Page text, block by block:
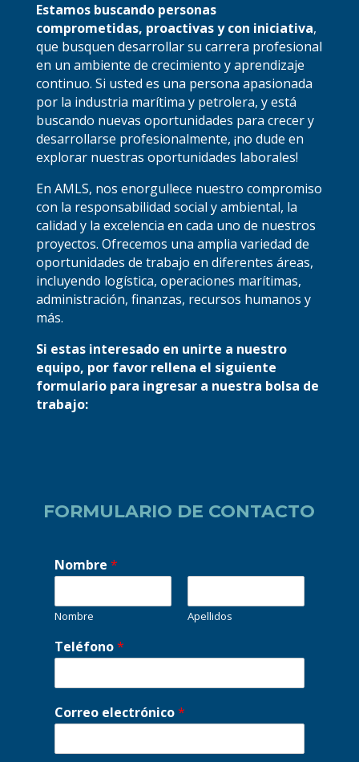
Estamos buscando personas
comprometidas, proactivas y con iniciativa,
que busquen desarrollar su carrera profesional
en un ambiente de crecimiento y aprendizaje
continuo. Si usted es una persona apasionada
por la industria marítima y petrolera, y está
buscando nuevas oportunidades para crecer y
desarrollarse profesionalmente, ¡no dude en
explorar nuestras oportunidades laborales!
En AMLS, nos enorgullece nuestro compromiso
con la responsabilidad social y ambiental, la
calidad y la excelencia en cada uno de nuestros
proyectos. Ofrecemos una amplia variedad de
oportunidades de trabajo en diferentes áreas,
incluyendo logística, operaciones marítimas,
administración, finanzas, recursos humanos y
más.
Si estas interesado en unirte a nuestro
equipo, por favor rellena el siguiente
formulario para ingresar a nuestra bolsa de
trabajo:
FORMULARIO DE CONTACTO
Nombre*
Nombre Apellidos
Teléfono*
Correo electrónico*